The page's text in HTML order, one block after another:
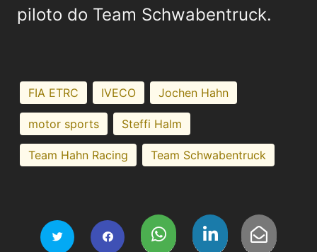
piloto do Team Schwabentruck.
FIA ETRC IVECO Jochen Hahn
motor sports Steffi Halm
Team Hahn Racing Team Schwabentruck